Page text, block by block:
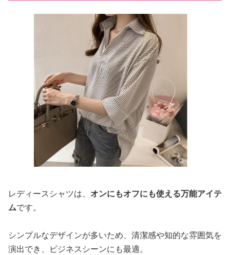
レディースシャツは、 オンにもオフにも使える万能アイテ
ムです。
シンプルなデザインが多いため、清潔感や知的な雰囲気を
演出でき、ビジネスシーンにも最適。